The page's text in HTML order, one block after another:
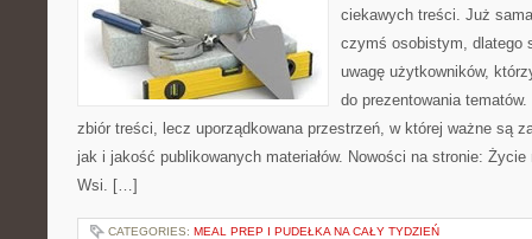
ciekawych treści. Już
czymś osobistym, dlatego
uwagę użytkowników,
do prezentowania
zbiór treści, lecz uporządkowana przestrzeń, w której ważne są
jak i jakość publikowanych materiałów. Nowości na stronie:
Wsi. […]
CATEGORIES: MEAL PREP I PUDEŁKA NA CAŁY TYDZIEŃ